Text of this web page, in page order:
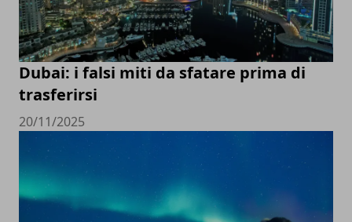
Dubai: i falsi miti da sfatare prima di
trasferirsi
20/11/2025